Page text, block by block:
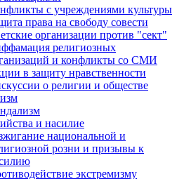
с учреждениями культуры
права на свободу совести
организации против "сект"
религиозных
и конфликты со СМИ
в защиту нравственности
о религии и обществе
и насилие
национальной и
розни и призывы к
экстремизму